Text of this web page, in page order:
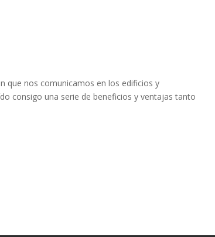
que nos comunicamos en los edificios y
consigo una serie de beneficios y ventajas tanto